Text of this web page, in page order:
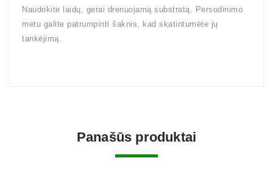
Naudokite laidų, gerai drenuojamą substratą. Persodinimo
metu galite patrumpinti šaknis, kad skatintumėte jų
tankėjimą.
Panašūs produktai